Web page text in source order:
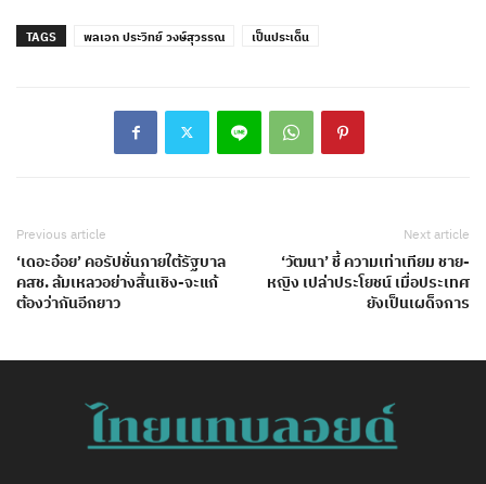
TAGS พลเอก ประวิทย์ วงษ์สุวรรณ เป็นประเด็น
Previous article
‘เดอะอ๋อย’ คอรัปชั่นภายใต้รัฐบาล
คสช. ล้มเหลวอย่างสิ้นเชิง-จะแก้
ต้องว่ากันอีกยาว
Next article
‘วัฒนา’ ชี้ ความเท่าเทียม ชาย-
หญิง เปล่าประโยชน์ เมื่อประเทศ
ยังเป็นเผด็จการ